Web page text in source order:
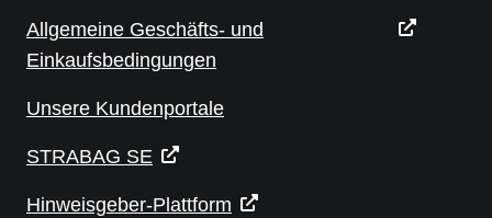
Allgemeine Geschäfts- und
Einkaufsbedingungen
Unsere Kundenportale
STRABAG SE
Hinweisgeber-Plattform